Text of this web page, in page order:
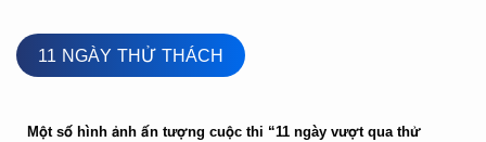
11 NGÀY THỬ THÁCH
Một số hình ảnh ấn tượng cuộc thi “11 ngày vượt qua thử